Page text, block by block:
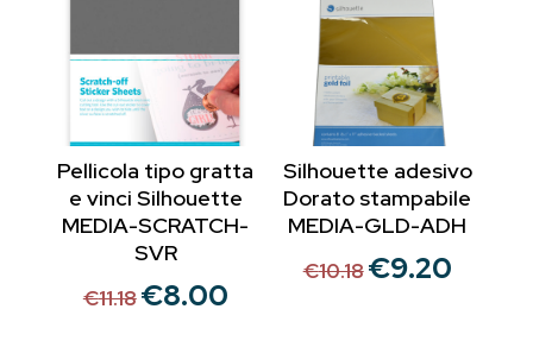
Pellicola tipo gratta
e vinci Silhouette
MEDIA-SCRATCH-
SVR
€11.18 Il
€8.00Il
Silhouette adesivo
Dorato stampabile
MEDIA-GLD-ADH
€10.18 Il
€9.20Il